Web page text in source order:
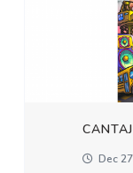
Dec